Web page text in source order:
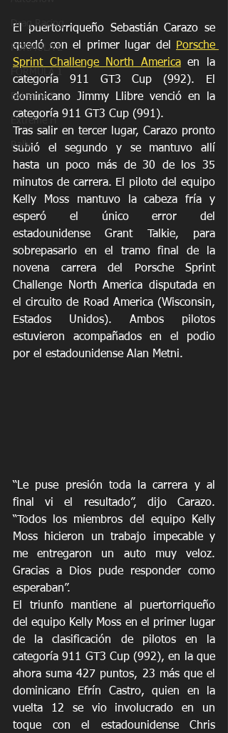
Drag Racing
FORMULA E
FORMULA 1
Extreme E
Extreme H
Rally
El puertorriqueño Sebastián Carazo se
quedó con el primer lugar del
Porsche
Sprint Challenge North America en la
categoría 911 GT3 Cup (992). El
dominicano Jimmy Llibre venció en la
categoría 911 GT3 Cup (991).
Tras salir en tercer lugar, Carazo pronto
subió el segundo y se mantuvo allí
hasta un poco más de 30 de los 35
minutos de carrera. El piloto del equipo
Kelly Moss mantuvo la cabeza fría y
esperó el único error del
estadounidense Grant Talkie, para
sobrepasarlo en el tramo final de la
novena carrera del Porsche Sprint
Challenge North America disputada en
el circuito de Road America (Wisconsin,
Estados Unidos). Ambos pilotos
estuvieron acompañados en el podio
por el estadounidense Alan Metni.
“Le puse presión toda la carrera y al
final vi el resultado”, dijo Carazo.
“Todos los miembros del equipo Kelly
Moss hicieron un trabajo impecable y
me entregaron un auto muy veloz.
Gracias a Dios pude responder como
esperaban”.
El triunfo mantiene al puertorriqueño
del equipo Kelly Moss en el primer lugar
de la clasificación de pilotos en la
categoría 911 GT3 Cup (992), en la que
ahora suma 427 puntos, 23 más que el
dominicano Efrín Castro, quien en la
vuelta 12 se vio involucrado en un
toque con el estadounidense Chris